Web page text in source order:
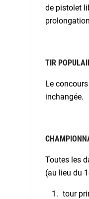
de pistolet
TIR
Le
inchangée.
Toutes les
(au lieu du
tour